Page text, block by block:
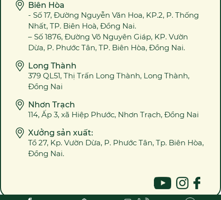
Biên Hòa
- Số 17, Đường Nguyễn Văn Hoa, KP.2, P. Thống
Nhất, TP. Biên Hoà, Đồng Nai.
– Số 1876, Đường Võ Nguyên Giáp, KP. Vườn
Dừa, P. Phước Tân, TP. Biên Hòa, Đồng Nai.
Long Thành
379 QL51, Thị Trấn Long Thành, Long Thành,
Đồng Nai
Nhơn Trạch
114, Ấp 3, xã Hiệp Phước, Nhơn Trạch, Đồng Nai
Xưởng sản xuất:
Tổ 27, Kp. Vườn Dừa, P. Phước Tân, Tp. Biên Hòa,
Đồng Nai.